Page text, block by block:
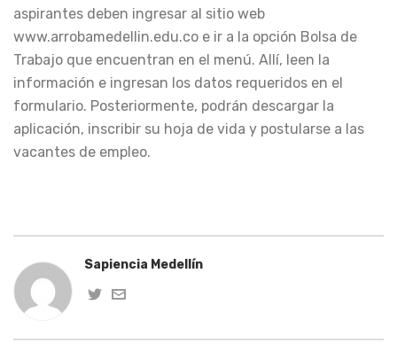
aspirantes deben ingresar al sitio web
www.arrobamedellin.edu.co e ir a la opción Bolsa de
Trabajo que encuentran en el menú. Allí, leen la
información e ingresan los datos requeridos en el
formulario. Posteriormente, podrán descargar la
aplicación, inscribir su hoja de vida y postularse a las
vacantes de empleo.
Sapiencia Medellín